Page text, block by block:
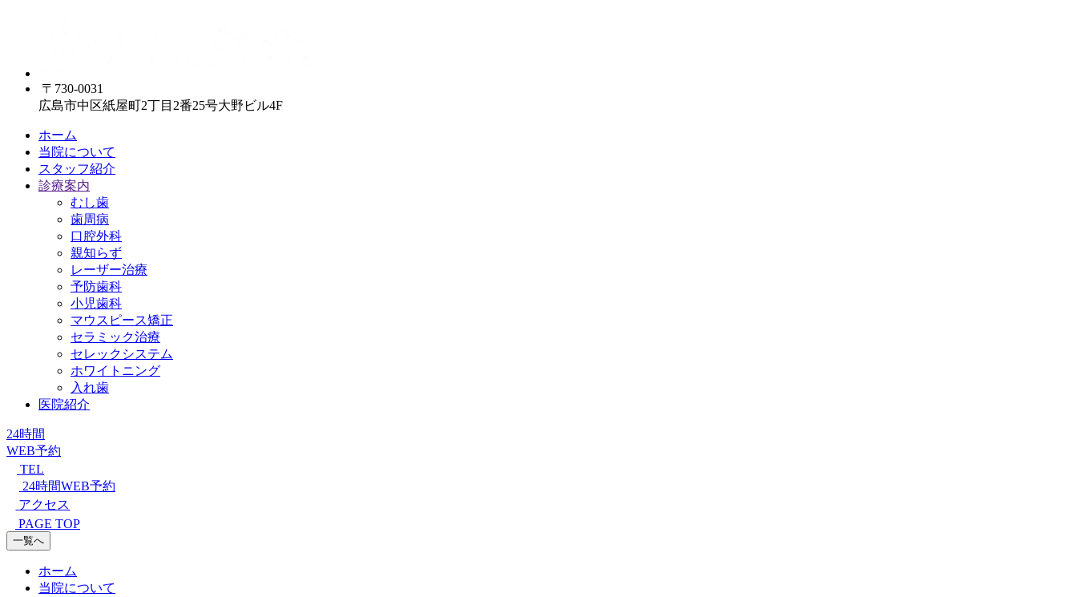
〒730-0031
広島市中区紙屋町2丁目2番25号大野ビル4F
ホーム
当院について
スタッフ紹介
診療案内
むし歯
歯周病
口腔外科
親知らず
レーザー治療
予防歯科
小児歯科
マウスピース矯正
セラミック治療
セレックシステム
ホワイトニング
入れ歯
医院紹介
24時間
WEB予約
TEL
24時間WEB予約
アクセス
PAGE TOP
一覧へ
ホーム
当院について